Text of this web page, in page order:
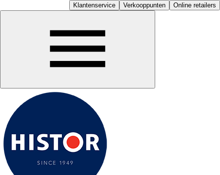
Klantenservice Verkooppunten Online retailers